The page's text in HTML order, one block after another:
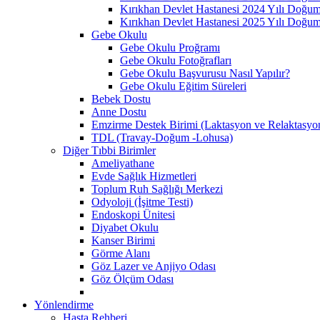
Kırıkhan Devlet Hastanesi 2024 Yılı
Kırıkhan Devlet Hastanesi 2025 Yılı
Gebe Okulu
Gebe Okulu Proğramı
Gebe Okulu Fotoğrafları
Gebe Okulu Başvurusu Nasıl Yapılır?
Gebe Okulu Eğitim Süreleri
Bebek Dostu
Anne Dostu
Emzirme Destek Birimi (Laktasyon ve
TDL (Travay-Doğum -Lohusa)
Diğer Tıbbi Birimler
Ameliyathane
Evde Sağlık Hizmetleri
Toplum Ruh Sağlığı Merkezi
Odyoloji (İşitme Testi)
Endoskopi Ünitesi
Diyabet Okulu
Kanser Birimi
Görme Alanı
Göz Lazer ve Anjiyo Odası
Göz Ölçüm Odası
Yönlendirme
Hasta Rehberi